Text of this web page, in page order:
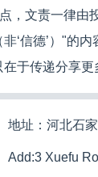
，文责一律由
‘信德’）"的
于传递分享更
地址：河北石
Add:3 Xuefu